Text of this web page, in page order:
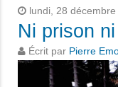
lundi, 28
Ni prison
Écrit par Pierre